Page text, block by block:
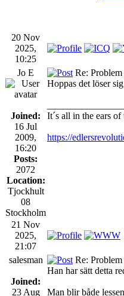
20 Nov
2025,
10:25
Jo E
Joined:
16 Jul
2009,
16:20
Posts:
2072
Location:
Tjockhult
08
Stockholm
Re:
Hoppas det löser
It´s all in the ears
https://
21 Nov
2025,
21:07
salesman
Joined:
23 Aug
Re:
Han har sätt detta
Man blir både